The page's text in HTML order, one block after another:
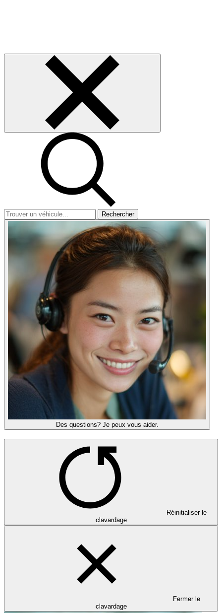
Rechercher
Des questions? Je peux vous aider.
Réinitialiser le
clavardage
Fermer le
clavardage